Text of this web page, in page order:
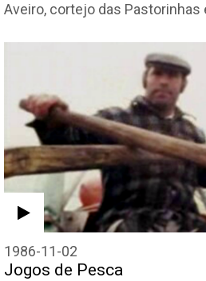
Aveiro, cortejo das Pastorinhas
1986-11-02
Jogos de Pesca